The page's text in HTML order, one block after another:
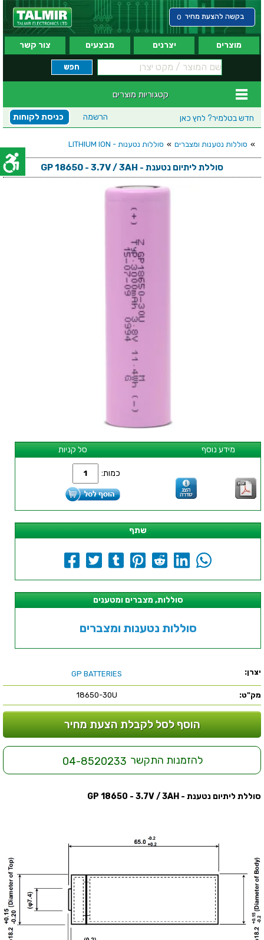
בקשה להצעת מחיר 0
מוצרים יצרנים מבצעים צור קשר
קטגוריות מוצרים
חדש בטלמיר? לחץ כאן כניסת לקוחות הרשמה
» סוללות נטענות ומצברים » סוללות נטענות - LITHIUM ION
סוללת ליתיום נטענת - GP 18650 - 3.7V / 3AH
סל קניות מידע נוסף
כמות:
שתף
סוללות, מצברים ומטענים
סוללות נטענות ומצברים
יצרן: GP BATTERIES
מק"ט: 18650-30U
הוסף לסל לקבלת הצעת מחיר
להזמנות התקשר 04-8520233
סוללת ליתיום נטענת - GP 18650 - 3.7V / 3AH